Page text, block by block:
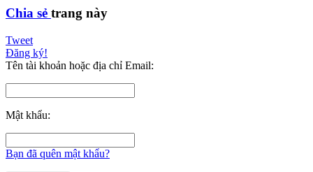
Chia sẻ trang này
Tweet
Đăng ký!
Tên tài khoản hoặc địa chỉ Email:
Mật khẩu:
Bạn đã quên mật khẩu?